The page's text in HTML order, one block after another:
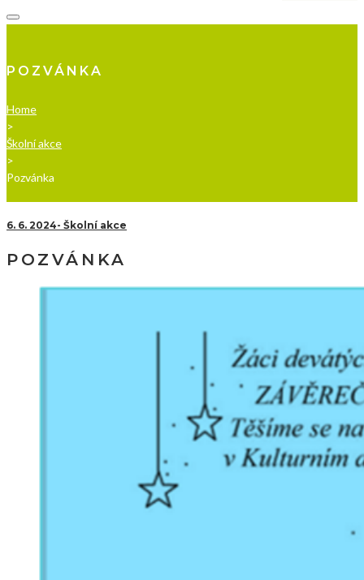
POZVÁNKA
Home
>
Školní akce
>
Pozvánka
6. 6. 2024 Školní akce
POZVÁNKA